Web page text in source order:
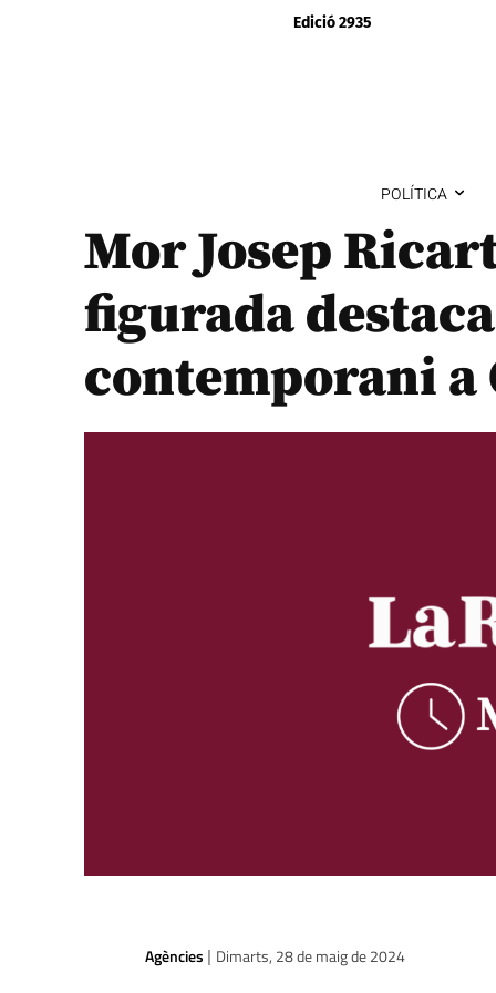
Edició 2935
POLÍTICA
Mor Josep
figurada
contemporani a
Agències | Dimarts, 28 de maig de 2024